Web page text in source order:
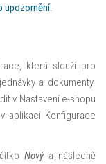
upozornění.
která slouží pro
a dokumenty.
v Nastavení e-shopu
aplikaci Konfigurace
Novýa následně